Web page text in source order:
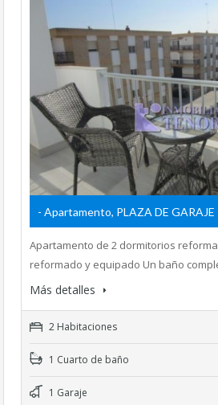
- Apartamento, PLAZA DE GARAJE
Apartamento de 2 dormitorios
reformado y equipado Un baño
Más detalles
2 Habitaciones
1 Cuarto de baño
1 Garaje